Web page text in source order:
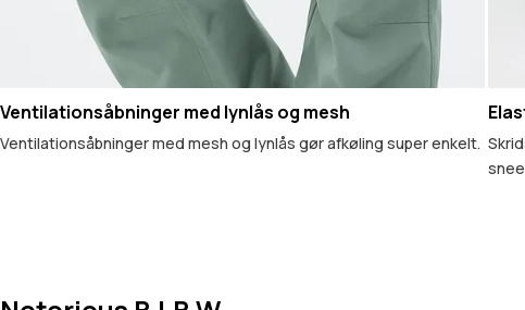
Ventilationsåbninger med lynlås og mesh
Ventilationsåbninger med mesh og lynlås gør afkøling super enkelt.